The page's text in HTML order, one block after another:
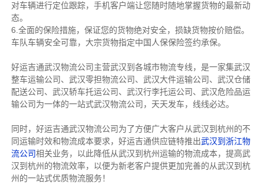
对车辆进行定位跟踪，手机客户端让您随时随地掌握货物的最新动
态。
6.全面的保险措施，保证您的货物绝对安全，损缺货物按价赔偿。
车队车辆安全可靠，大宗货物指定中国人保保险签约承保。
好运吉通武汉物流公司主营武汉到各城市物流专线，是一家集武汉
整车运输公司、武汉零担物流公司、武汉大件运输公司、武汉仓储
配送公司、武汉轿车托运公司、武汉行李托运公司、武汉危险品运
输公司为一体的一站式武汉物流公司，天天发车，线线必达。
同时，好运吉通武汉物流公司为了方便广大客户从武汉到杭州的不
同运输时效和物流成本要求，好运吉通供应链特推出武汉到浙江物
流公司相关业务，以此降低从武汉到杭州运输的物流成本，提高武
汉到杭州的物流效率，以便为新老客户提供更加完善的从武汉到杭
州的一站式优质物流服务！